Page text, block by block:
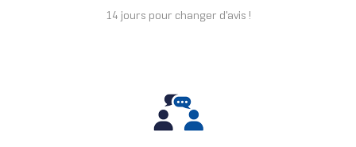
14 jours pour changer d'avis !